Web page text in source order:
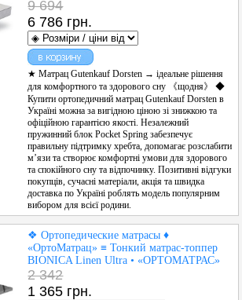
9 694
6 786 грн.
★ Матрац Gutenkauf Dorsten → ідеальне рішення
для комфортного та здорового сну 《щодня》 ◆
Купити ортопедичний матрац Gutenkauf Dorsten в
Україні можна за вигідною ціною зі знижкою та
офіційною гарантією якості. Незалежний
пружинний блок Pocket Spring забезпечує
правильну підтримку хребта, допомагає розслабити
м’язи та створює комфортні умови для здорового
та спокійного сну та відпочинку. Позитивні відгуки
покупців, сучасні матеріали, акція та швидка
доставка по Україні роблять модель популярним
вибором для всієї родини.
❖ Ортопедические матрасы ♦
«ОртоМатрац» ≡ Тонкий матрас-топпер
BIONICA Linen Ultra • «ОРТОМАТРАС»
2 342
1 365 грн.